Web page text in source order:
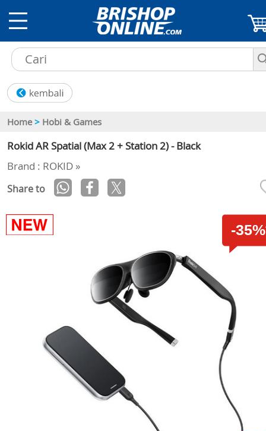
Home > Hobi & Games
Rokid AR Spatial (Max 2 + Station 2) - Black
Brand : ROKID »
Share to
-